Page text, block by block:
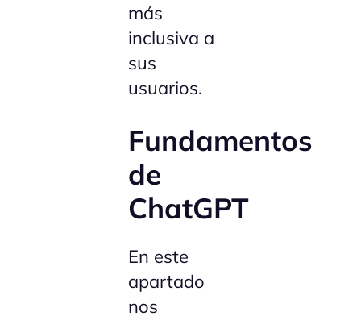
más
inclusiva a
sus
usuarios.
Fundamentos
de
ChatGPT
En este
apartado
nos